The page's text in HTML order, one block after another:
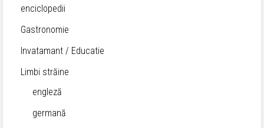
enciclopedii
Gastronomie
Invatamant / Educatie
Limbi străine
engleză
germană